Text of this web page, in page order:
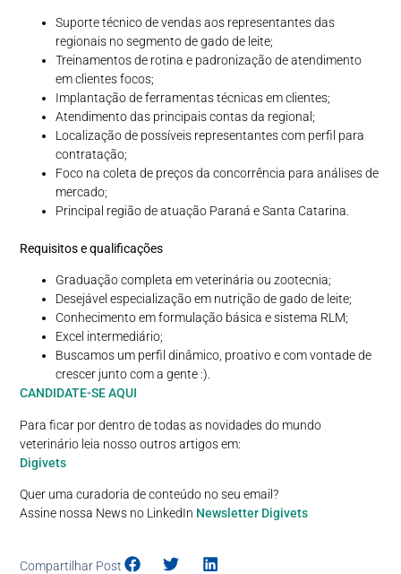
Suporte técnico de vendas aos representantes das
regionais no segmento de gado de leite;
Treinamentos de rotina e padronização de atendimento
em clientes focos;
Implantação de ferramentas técnicas em clientes;
Atendimento das principais contas da regional;
Localização de possíveis representantes com perfil para
contratação;
Foco na coleta de preços da concorrência para análises de
mercado;
Principal região de atuação Paraná e Santa Catarina.
Requisitos e qualificações
Graduação completa em veterinária ou zootecnia;
Desejável especialização em nutrição de gado de leite;
Conhecimento em formulação básica e sistema RLM;
Excel intermediário;
Buscamos um perfil dinâmico, proativo e com vontade de
crescer junto com a gente :).
CANDIDATE-SE AQUI
Para ficar por dentro de todas as novidades do mundo
veterinário leia nosso outros artigos em:
Digivets
Quer uma curadoria de conteúdo no seu email?
Assine nossa News no LinkedIn Newsletter Digivets
Compartilhar Post